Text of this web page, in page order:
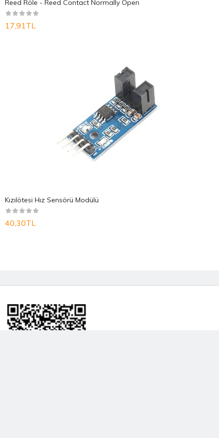
Reed Röle - Reed Contact Normally Open
17,91TL
Kızılötesi Hız Sensörü Modülü
40,30TL